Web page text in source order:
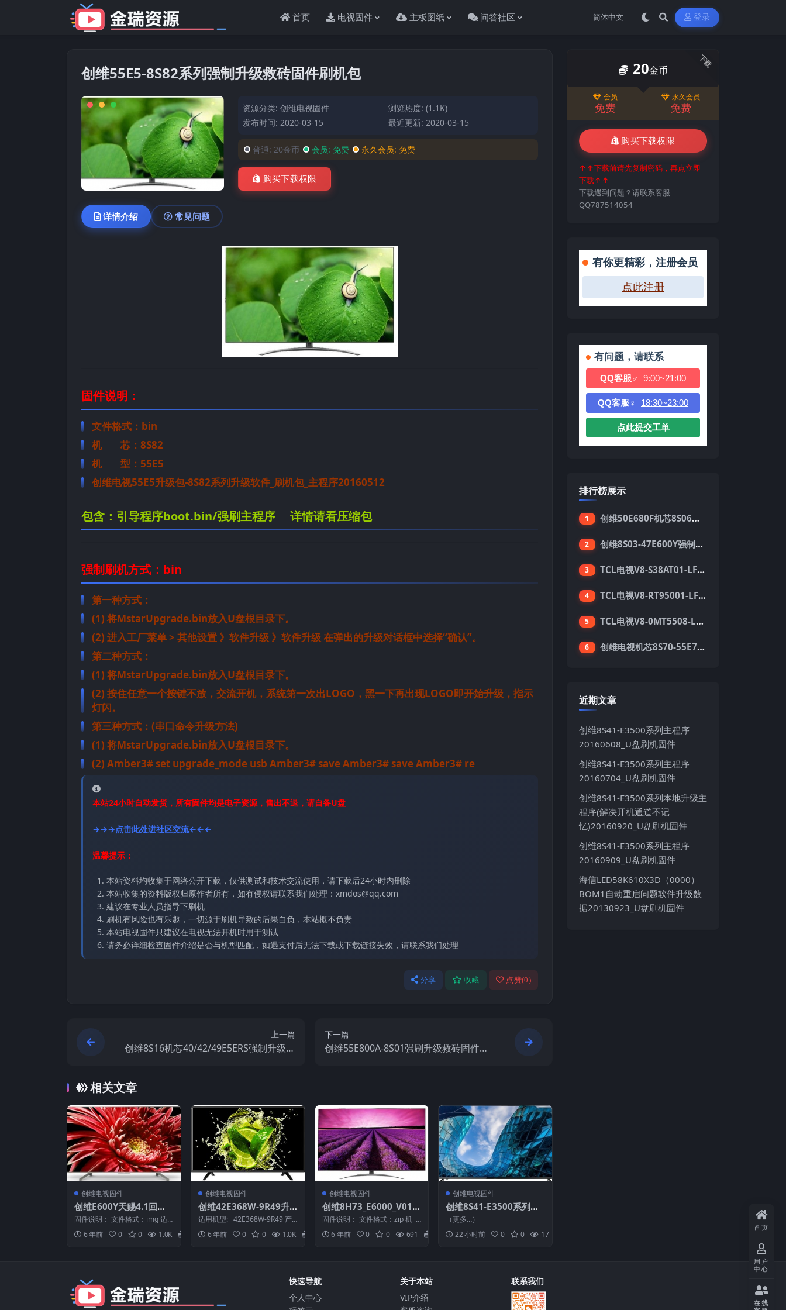
首页 电视固件 主板图纸 问答社区 登录
创维55E5-8S82系列强制升级救砖固件刷机包
资源分类:创维电视固件
浏览热度: (1.1K)
发布时间: 2020-03-15
最近更新: 2020-03-15
普通: 20金币 会员: 免费 永久会员:免费
购买下载权限
详情介绍 常见问题
固件说明：
文件格式：bin
机 芯：8S82
机 型：55E5
创维电视55E5升级包-8S82系列升级软件_刷机包_主程序20160512
包含：引导程序boot.bin/强刷主程序 详情请看压缩包
强制刷机方式：bin
第一种方式：
(1) 将MstarUpgrade.bin放入U盘根目录下。
(2) 进入工厂菜单 > 其他设置 》软件升级 》软件升级 在弹出的升级对话框中选择“确认”。
第二种方式：
(1) 将MstarUpgrade.bin放入U盘根目录下。
(2) 按住任意一个按键不放，交流开机，系统第一次出LOGO，黑一下再出现LOGO即开始升级，指示
灯闪。
第三种方式：(串口命令升级方法)
(1) 将MstarUpgrade.bin放入U盘根目录下。
(2) Amber3# set upgrade_mode usb Amber3# save Amber3# save Amber3# re
本站24小时自动发货，所有固件均是电子资源，售出不退，请自备U盘
→→→点击此处进社区交流←←←
温馨提示：
本站资料均收集于网络公开下载，仅供测试和技术交流使用，请下载后24小时内删除
本站收集的资料版权归原作者所有，如有侵权请联系我们处理：xmdos@qq.com
建议在专业人员指导下刷机
刷机有风险也有乐趣，一切源于刷机导致的后果自负，本站概不负责
本站电视固件只建议在电视无法开机时用于测试
请务必详细检查固件介绍是否与机型匹配，如遇支付后无法下载或下载链接失效，请联系我们处理
分享 收藏 点赞(0)
上一篇
创维8S16机芯40/42/49E5ERS强制升级救
下一篇
创维55E800A-8S01强刷升级救砖固件刷
相关文章
创维电视固件
创维E600Y天赐4.1回刷
3.2本地刷机包
固件说明： 文件格式：img 适
用机芯：8S03 适用机型：E600
Y 本地OT...
6 年前 0 0 1.0K
创维电视固件
创维42E368W-9R49升
级软件（清大定制机器解
决不能自动开关）版本刷
机包
适用机型: 42E368W-9R49 产
品类型: LED ——————...
6 年前 0 0 1.0K
创维电视固件
创维8H73_E6000_V016.
008.036_9本地OTA升级
刷机包
固件说明： 文件格式：zip 机
芯：8H73 机 ...
6 年前 0 0 691
创维电视固件
创维8S41-E3500系列主
程序20160909_U盘刷机
固件
（更多…）
22 小时前
0 0 17
下载
20金币
会员
免费
永久会员
免费
购买下载权限
↑↑下载前请先复制密码，再点立即
下载↑↑
下载遇到问题？请联系客服
QQ787514054
有你更精彩，注册会员
点此注册
有问题，请联系
QQ客服♂ 9:00~21:00
QQ客服♀ 18:30~23:00
点此提交工单
排行榜展示
1 创维50E680F机芯8S06强制升级刷机包
2 创维8S03-47E600Y强制升级软件刷机电视固件包
3 TCL电视V8-S38AT01-LF1V123版本强刷电视固件包下载
4 TCL电视V8-RT95001-LF1V215版本强刷电视固件包下载
5 TCL电视V8-0MT5508-LF1V362版本强刷电视固件包下载
6 创维电视机芯8S70-55E710S系列酷开5.05刷机固件
近期文章
创维8S41-E3500系列主程序
20160608_U盘刷机固件
创维8S41-E3500系列主程序
20160704_U盘刷机固件
创维8S41-E3500系列本地升级主
程序(解决开机通道不记
忆)20160920_U盘刷机固件
创维8S41-E3500系列主程序
20160909_U盘刷机固件
海信LED58K610X3D（0000）
BOM1自动重启问题软件升级数
据20130923_U盘刷机固件
快速导航
个人中心
关于本站
VIP介绍
联系我们
首页
用户
中心
在线